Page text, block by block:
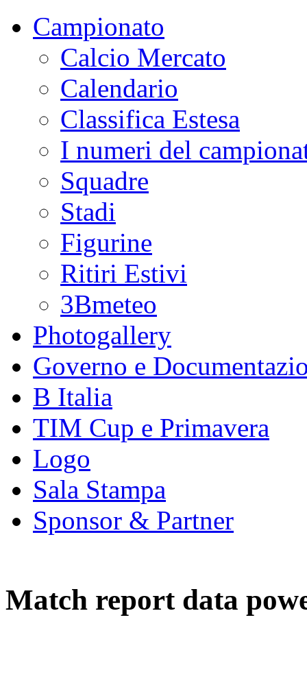
Campionato
Calcio Mercato
Calendario
Classifica Estesa
I numeri del
Squadre
Stadi
Figurine
Ritiri Estivi
3Bmeteo
Photogallery
Governo e
B Italia
TIM Cup e Primavera
Logo
Sala Stampa
Sponsor & Partner
Match report data